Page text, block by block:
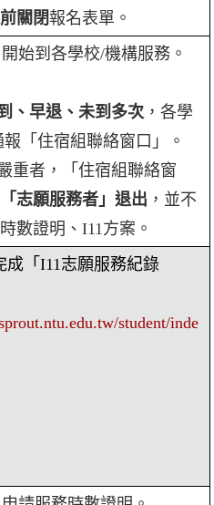
關閉報名表單。
始到各學校/機構服務。
、早退、未到多次，各學
「住宿組聯絡窗口」。
重者，「住宿組聯絡窗
志願服務者」退出 ，並不
數證明 、 I11方案 。
成「 I11志願服務紀錄
student/inde